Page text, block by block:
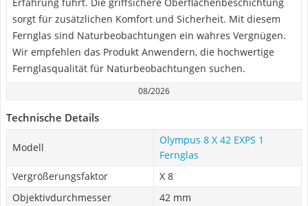
sorgt für zusätzlichen Komfort und Sicherheit. Mit diesem
Fernglas sind Naturbeobachtungen ein wahres Vergnügen.
Wir empfehlen das Produkt Anwendern, die hochwertige
Fernglasqualität für Naturbeobachtungen suchen.
08/2026
Technische Details
Modell
Olympus 8 X 42 EXPS 1
Fernglas
Vergrößerungsfaktor
X 8
Objektivdurchmesser
42 mm